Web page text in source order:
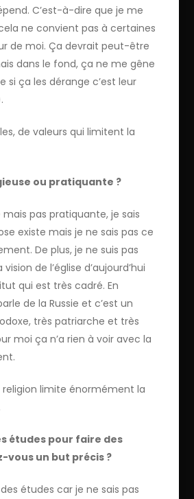
C’est-à-dire que je me
ne convient pas à certaines
de moi. Ça devrait peut-être
dans le fond, ça ne me gêne
si ça les dérange c’est leur
de valeurs qui limitent la
ou pratiquante ?
pas pratiquante, je sais
existe mais je ne sais pas ce
De plus, je ne suis pas
de l’église d’aujourd’hui
qui est très cadré. En
de la Russie et c’est un
très patriarche et très
moi ça n’a rien à voir avec la
religion limite énormément la
études pour faire des
vous un but précis ?
études car je ne sais pas